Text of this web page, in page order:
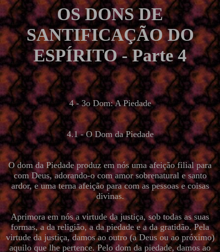
OS DONS DE
SANTIFICAÇÃO DO
ESPÍRITO - Parte 4
4 - 3o Dom: A Piedade
4.1 - O Dom da Piedade
O dom da Piedade produz em nós uma afeição filial para
com Deus, adorando-o com amor sobrenatural e santo
ardor, e uma terna afeição para com as pessoas e coisas
divinas.
Aprimora em nós a virtude da justiça, sob todas as suas
formas, a da religião, a da piedade e a da gratidão. Pela
virtude da justiça, damos ao outro (a Deus ou ao próximo)
aquilo que lhe pertence. Pelo dom da piedade, damos ao